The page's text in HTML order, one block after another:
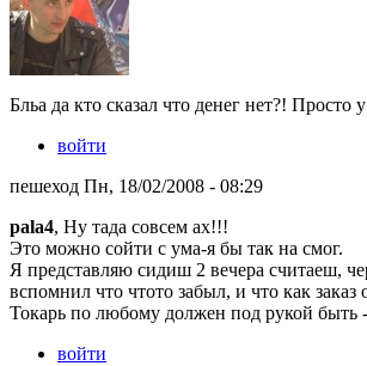
Бльа да кто сказал что денег нет?! Просто
войти
пешеход Пн, 18/02/2008 - 08:29
pala4, Ну тада совсем ах!!!
Это можно сойти с ума-я бы так на смог.
Я представляю сидиш 2 вечера считаеш,
вспомнил что чтото забыл, и что как
Токарь по любому должен под рукой
войти